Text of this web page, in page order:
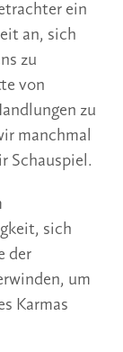
ein
an, sich
zu
von
zu
manchmal
Schauspiel.
sich
der
um
Karmas